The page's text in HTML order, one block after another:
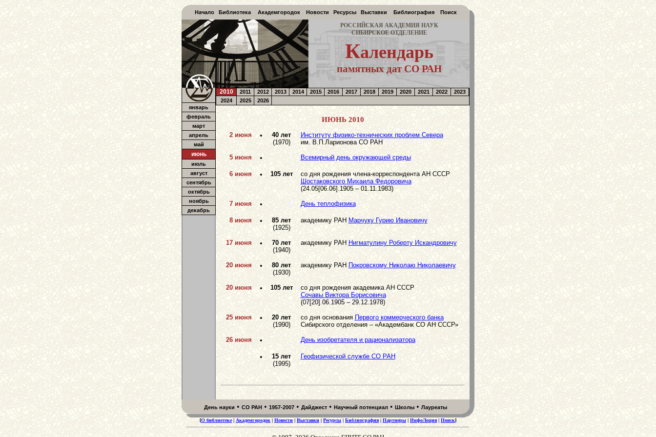
Начало Библиотека Академгородок Новости Ресурсы Выставки Библиография Поиск
РОССИЙСКАЯ АКАДЕМИЯ НАУК
СИБИРСКОЕ ОТДЕЛЕНИЕ
Календарь
памятных дат СО РАН
январь
февраль
март
апрель
май
июнь
июль
август
сентябрь
октябрь
ноябрь
декабрь
2010 2011 2012 2013 2014 2015 2016 2017 2018 2019 2020 2021 2022
2023
2024
2025 2026
ИЮНЬ 2010
2 июня •
40 лет
(1970)
Институту физико-технических проблем Севера
им. В.П.Ларионова СО РАН
5 июня • Всемирный день окружающей среды
6 июня • 105 лет
со дня рождения члена-корреспондента АH СССР
Шостаковского Михаила Федоровича
(24.05[06.06].1905 – 01.11.1983)
7 июня • День теплофизика
8 июня •
85 лет
(1925)
академику РАН Марчуку Гурию Ивановичу
17 июня •
70 лет
(1940)
академику РАН Нигматулину Роберту Искандровичу
20 июня •
80 лет
(1930)
академику РАН Покровскому Николаю Николаевичу
20 июня • 105 лет
со дня рождения академика АН СССР
Сочавы Виктора Борисовича
(07[20].06.1905 – 29.12.1978)
25 июня •
20 лет
(1990)
со дня основания Первого коммерческого банка
Сибирского отделения – «Академбанк СО АН СССР»
26 июня • День изобретателя и рационализатора
•
15 лет
(1995)
Геофизической службе СО РАН
День науки • СО РАН • 1957-2007 • Дайджест • Научный потенциал • Школы • Лауреаты
[О библиотеке|Академгородок | Новости | Выставки|Ресурсы| Библиография |Партнеры | ИнфоЛоция| Поиск]